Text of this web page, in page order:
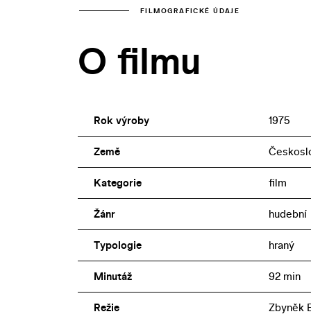
FILMOGRAFICKÉ ÚDAJE
O filmu
Rok výroby 1975
Země
Kategorie film
Žánr hudební
Typologie hraný
Minutáž 92 min
Režie Zbyněk